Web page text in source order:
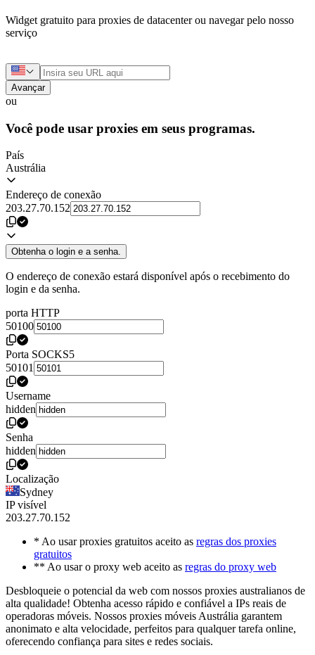
Widget gratuito para proxies de datacenter ou navegar pelo nosso
serviço
Avançar
ou
Você pode usar proxies em seus programas.
País
Austrália
Endereço de conexão
203.27.70.152
Obtenha o login e a senha.
O endereço de conexão estará disponível após o recebimento do
login e da senha.
porta HTTP
50100
Porta SOCKS5
50101
Username
hidden
Senha
hidden
Localização
Sydney
IP visível
203.27.70.152
* Ao usar proxies gratuitos aceito as regras dos proxies
gratuitos
** Ao usar o proxy web aceito as regras do proxy web
Desbloqueie o potencial da web com nossos proxies australianos de
alta qualidade! Obtenha acesso rápido e confiável a IPs reais de
operadoras móveis. Nossos proxies móveis Austrália garantem
anonimato e alta velocidade, perfeitos para qualquer tarefa online,
oferecendo confiança para sites e redes sociais.